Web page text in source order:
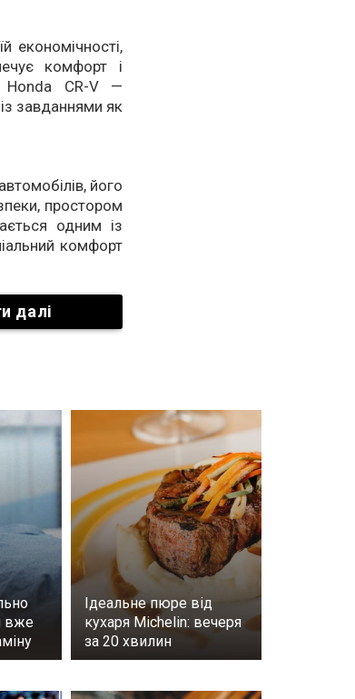
економічності,
комфорт і
Honda CR-V —
завданнями як
його
простором
одним із
комфорт
далі
вже
Ідеальне пюре від
кухаря Michelin: вечеря
за 20 хвилин